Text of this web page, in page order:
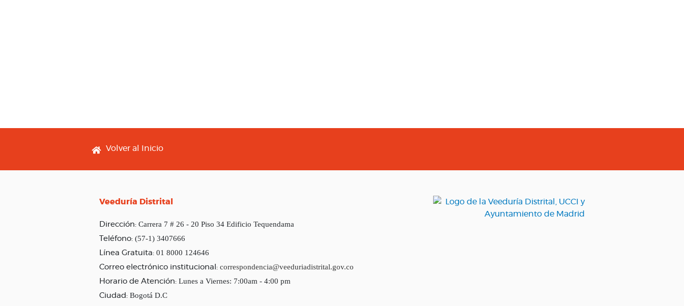
Footer menu
Volver al Inicio
Veeduría Distrital
Dirección: Carrera 7 # 26 - 20 Piso 34 Edificio Tequendama
Teléfono: (57-1) 3407666
Línea Gratuita: 01 8000 124646
Correo electrónico institucional: correspondencia@veeduriadistrital.gov.co
Horario de Atención: Lunes a Viernes: 7:00am - 4:00 pm
Ciudad: Bogotá D.C